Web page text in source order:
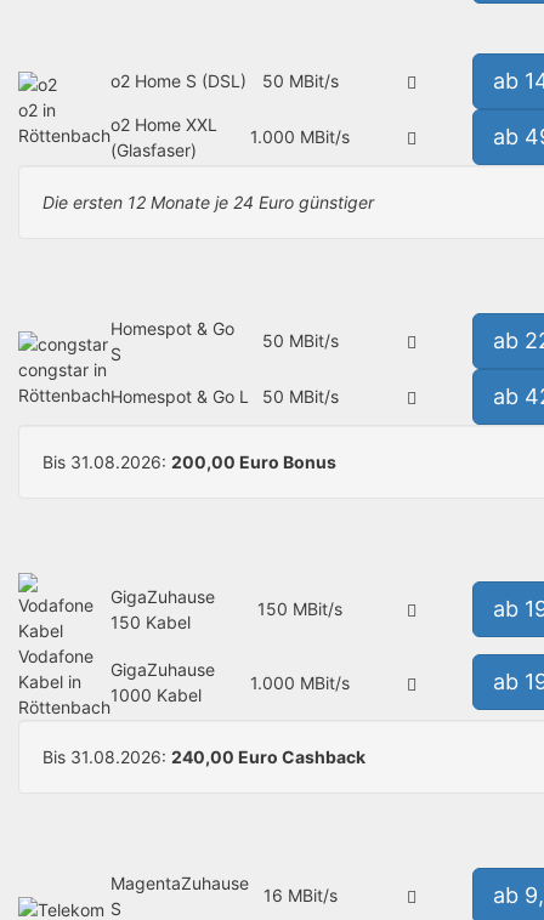
o2 in
Röttenbach
o2 Home S (DSL) 50 MBit/s ab
o2 Home XXL
(Glasfaser)
1.000 MBit/s ab
Die ersten 12 Monate je 24 Euro günstiger
congstar in
Röttenbach
Homespot & Go
S
50 MBit/s ab
Homespot & Go L 50 MBit/s ab
Bis 31.08.2026: 200,00 Euro Bonus
Vodafone
Kabel in
Röttenbach
GigaZuhause
150 Kabel
150 MBit/s ab
GigaZuhause
1000 Kabel
1.000 MBit/s ab
Bis 31.08.2026: 240,00 Euro Cashback
MagentaZuhause
S
16 MBit/s ab